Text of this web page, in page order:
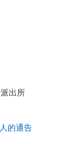
出所
的通告